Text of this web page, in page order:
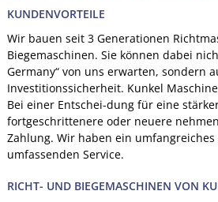
KUNDENVORTEILE
Wir bauen seit 3 Generationen
Biegemaschinen. Sie können dabei
Germany“ von uns erwarten, sondern
Investitionssicherheit. Kunkel
Bei einer Entschei-dung für eine
fortgeschrittenere oder neuere
Zahlung. Wir haben ein
umfassenden Service.
RICHT- UND BIEGEMASCHINEN VON